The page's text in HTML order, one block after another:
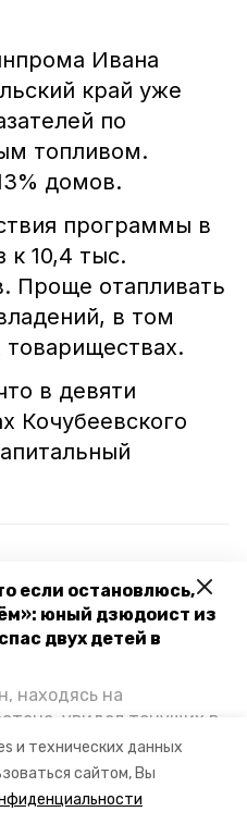
и технических данных
сайтом, Вы
если остановлюсь,
юный дзюдоист из
двух детей в
находясь на
увидел тонущих в
на помощь. По
мальчика
образования края и
«Победы26» пообщался
Ивана
край уже
по
топливом.
домов.
программы в
к 10,4 тыс.
Проще отапливать
в том
товариществах.
в девяти
Кочубеевского
в Ессентуках
в Кисловодске
в
до 8 января